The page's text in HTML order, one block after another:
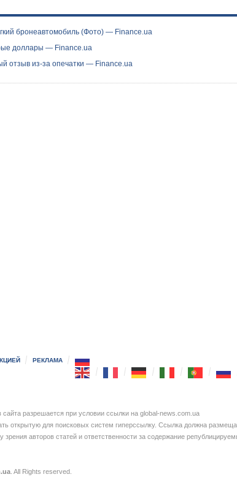
бронеавтомобиль (Фото) — Finance.ua
доллары — Finance.ua
отзыв из-за опечатки — Finance.ua
РЕКЛАМА
разрешается при условии ссылки на global-news.com.ua
открытую для поисковых систем гиперссылку. Ссылка должна
зрения авторов статей и ответственности за содержание
. All Rights reserved.